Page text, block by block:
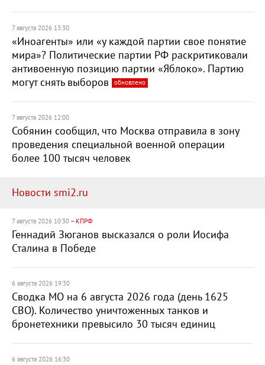
7 августа 2026 13:30
«Иноагенты» или «у каждой партии свое понятие
мира»? Политические партии РФ раскритиковали
антивоенную позицию партии «Яблоко». Партию
могут снять выборов
обновлено
7 августа 2026 12:00
Собянин сообщил, что Москва отправила в зону
проведения специальной военной операции
более 100 тысяч человек
Новости smi2.ru
7 августа 2026 10:30 – КПРФ
Геннадий Зюганов высказался о роли Иосифа
Сталина в Победе
6 августа 2026 19:30
Сводка МО на 6 августа 2026 года (день 1625
СВО). Количество уничтоженных танков и
бронетехники превысило 30 тысяч единиц
6 августа 2026 16:30